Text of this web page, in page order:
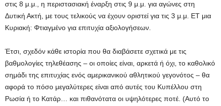
στις 8 μ.μ., η περιστασιακή έναρξη στις 9 μ.μ. για αγώνες στη
Δυτική Ακτή, με τους τελικούς να έχουν οριστεί για τις 3 μ.μ. ET μια
Κυριακή: Φτιαγμένο για επιτυχία αξιολογήσεων.
Έτσι, σχεδόν κάθε ιστορία που θα διαβάσετε σχετικά με τις
βαθμολογίες τηλεθέασης – οι οποίες είναι, αρκετά ή όχι, το καθολικό
σημάδι της επιτυχίας ενός αμερικανικού αθλητικού γεγονότος – θα
αφορά το πόσο μεγαλύτερες είναι από αυτές του Κυπέλλου στη
Ρωσία ή το Κατάρ… και πιθανότατα οι υψηλότερες ποτέ. (Αυτό το